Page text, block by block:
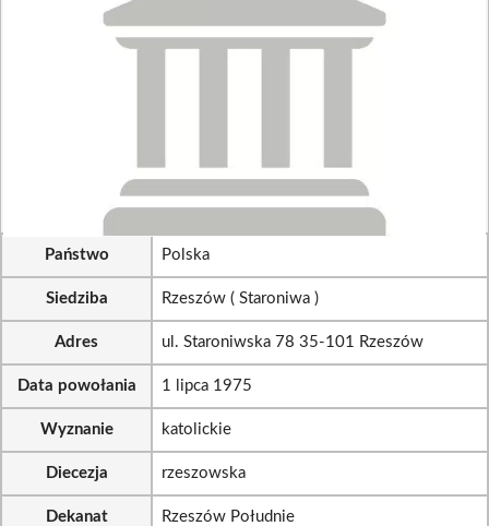
Państwo Polska
Siedziba Rzeszów ( Staroniwa )
Adres ul. Staroniwska 78 35-101 Rzeszów
Data powołania 1 lipca 1975
Wyznanie katolickie
Diecezja rzeszowska
Dekanat Rzeszów Południe